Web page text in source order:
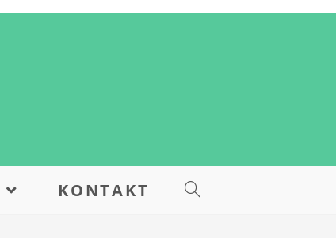
KONTAKT